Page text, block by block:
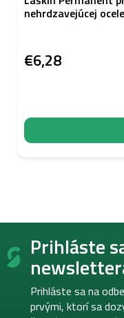
nehrdzavejúcej ocele
€6,28
Z
Prihláste
Prihláste sa na
prvými, ktorí sa